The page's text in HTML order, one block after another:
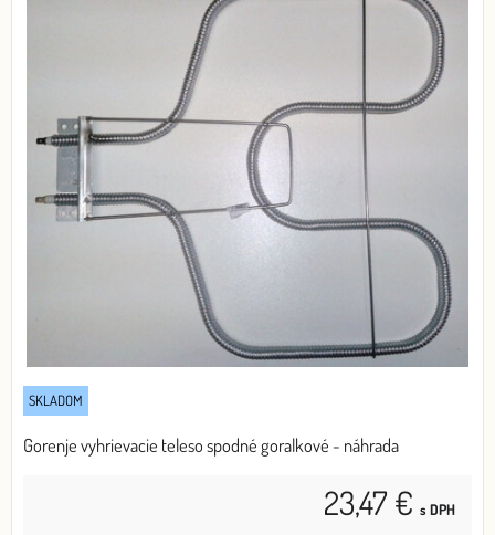
SKLADOM
Gorenje vyhrievacie teleso spodné goralkové - náhrada
23,47 € s DPH